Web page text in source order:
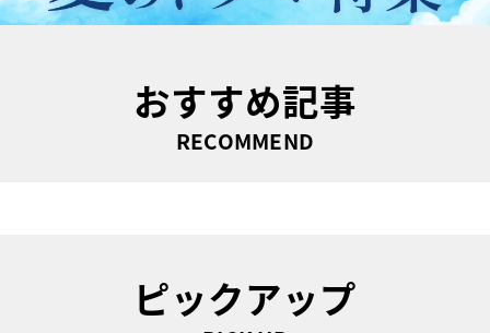
おすすめ記事
RECOMMEND
ピックアップ